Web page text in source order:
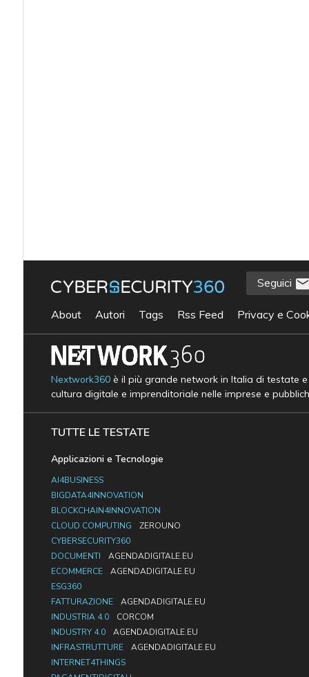
Seguici
About Autori Tags Rss Feed Privacy e
Nextwork360è il più grande network in Italia di testate
cultura digitale e imprenditoriale nelle imprese e
TUTTE LE TESTATE
Applicazioni e Tecnologie
AI4BUSINESS
BIGDATA4INNOVATION
BLOCKCHAIN4INNOVATION
CLOUD COMPUTING
ZEROUNO
CYBERSECURITY360
DOCUMENTI
AGENDADIGITALE.EU
ECOMMERCE
AGENDADIGITALE.EU
ESG360
FATTURAZIONE
AGENDADIGITALE.EU
INDUSTRIA 4.0
CORCOM
INDUSTRY 4.0
AGENDADIGITALE.EU
INFRASTRUTTURE
AGENDADIGITALE.EU
INTERNET4THINGS